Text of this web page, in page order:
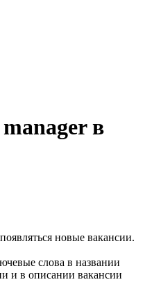
в
новые вакансии.
слова в названии
и в описании вакансии